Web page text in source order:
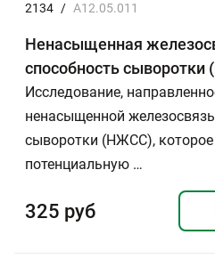
2134 / A12.05.011
Ненасыщенная
способность
Исследование,
ненасыщенной
сыворотки (НЖСС),
потенциальную …
325 руб